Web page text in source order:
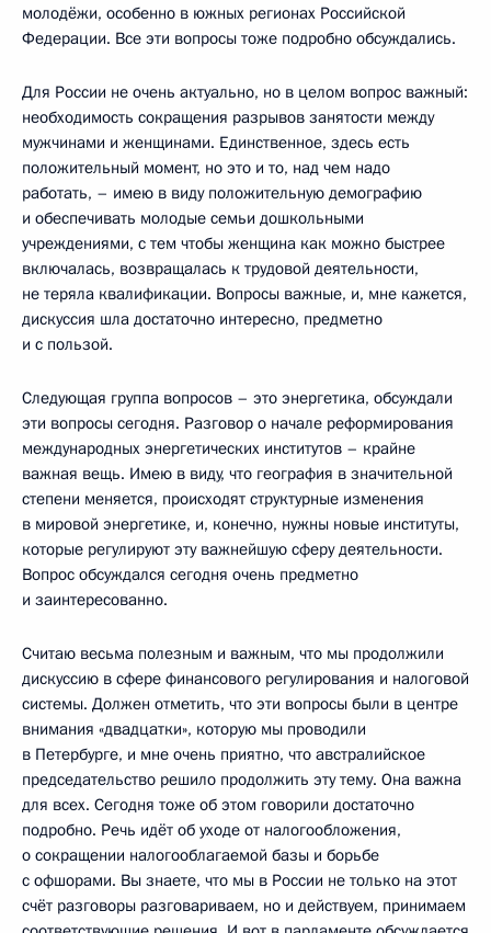
молодёжи, особенно в южных регионах Российской
Федерации. Все эти вопросы тоже подробно обсуждались.
Для России не очень актуально, но в целом вопрос важный:
необходимость сокращения разрывов занятости между
мужчинами и женщинами. Единственное, здесь есть
положительный момент, но это и то, над чем надо
работать, – имею в виду положительную демографию
и обеспечивать молодые семьи дошкольными
учреждениями, с тем чтобы женщина как можно быстрее
включалась, возвращалась к трудовой деятельности,
не теряла квалификации. Вопросы важные, и, мне кажется,
дискуссия шла достаточно интересно, предметно
и с пользой.
Следующая группа вопросов – это энергетика, обсуждали
эти вопросы сегодня. Разговор о начале реформирования
международных энергетических институтов – крайне
важная вещь. Имею в виду, что география в значительной
степени меняется, происходят структурные изменения
в мировой энергетике, и, конечно, нужны новые институты,
которые регулируют эту важнейшую сферу деятельности.
Вопрос обсуждался сегодня очень предметно
и заинтересованно.
Считаю весьма полезным и важным, что мы продолжили
дискуссию в сфере финансового регулирования и налоговой
системы. Должен отметить, что эти вопросы были в центре
внимания «двадцатки», которую мы проводили
в Петербурге, и мне очень приятно, что австралийское
председательство решило продолжить эту тему. Она важна
для всех. Сегодня тоже об этом говорили достаточно
подробно. Речь идёт об уходе от налогообложения,
о сокращении налогооблагаемой базы и борьбе
с офшорами. Вы знаете, что мы в России не только на этот
счёт разговоры разговариваем, но и действуем, принимаем